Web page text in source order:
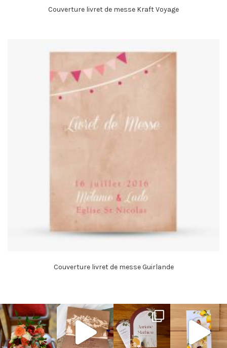
Couverture livret de messe Kraft Voyage
Couverture livret de messe Guirlande